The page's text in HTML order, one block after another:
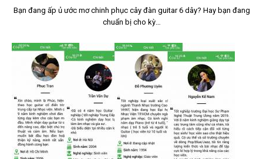
Bạn đang ấp ủ ước mơ chinh phục cây đàn guitar 6 dây? Hay bạn đang
chuẩn bị cho kỳ…